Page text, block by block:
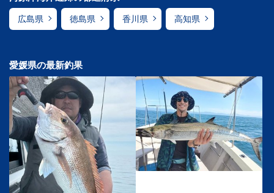
広島県 徳島県 香川県 高知県
愛媛県の最新釣果